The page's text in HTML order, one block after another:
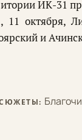
ИК-31
октября,
и